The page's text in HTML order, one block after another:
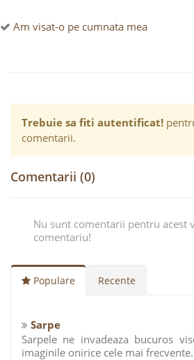
Am visat-o pe cumnata mea
Trebuie sa fiti autentificat!
comentarii.
Comentarii (0)
Nu sunt comentarii pentru acest
comentariu!
Populare Recente
Sarpe
Sarpele ne invadeaza bucuros
imaginile onirice cele mai